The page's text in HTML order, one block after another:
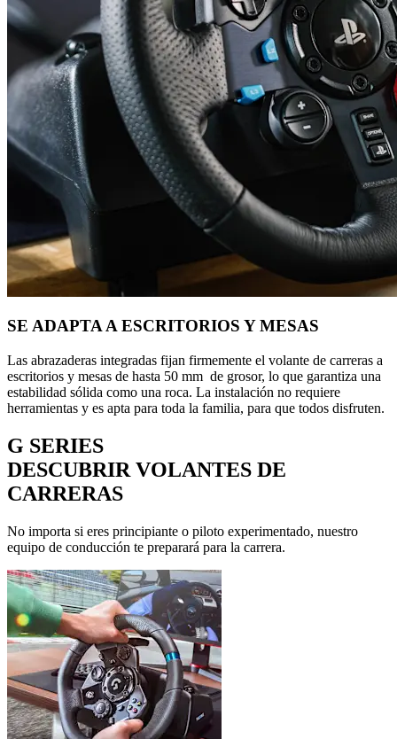
SE ADAPTA A ESCRITORIOS Y MESAS
Las abrazaderas integradas fijan firmemente el volante de carreras a
escritorios y mesas de hasta 50 mm de grosor, lo que garantiza una
estabilidad sólida como una roca. La instalación no requiere
herramientas y es apta para toda la familia, para que todos disfruten.
G SERIES
DESCUBRIR VOLANTES DE
CARRERAS
No importa si eres principiante o piloto experimentado, nuestro
equipo de conducción te preparará para la carrera.